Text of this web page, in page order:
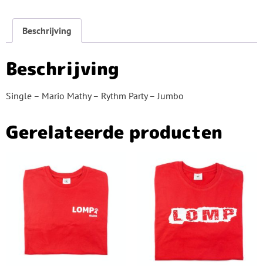
Beschrijving
Beschrijving
Single – Mario Mathy – Rythm Party – Jumbo
Gerelateerde producten